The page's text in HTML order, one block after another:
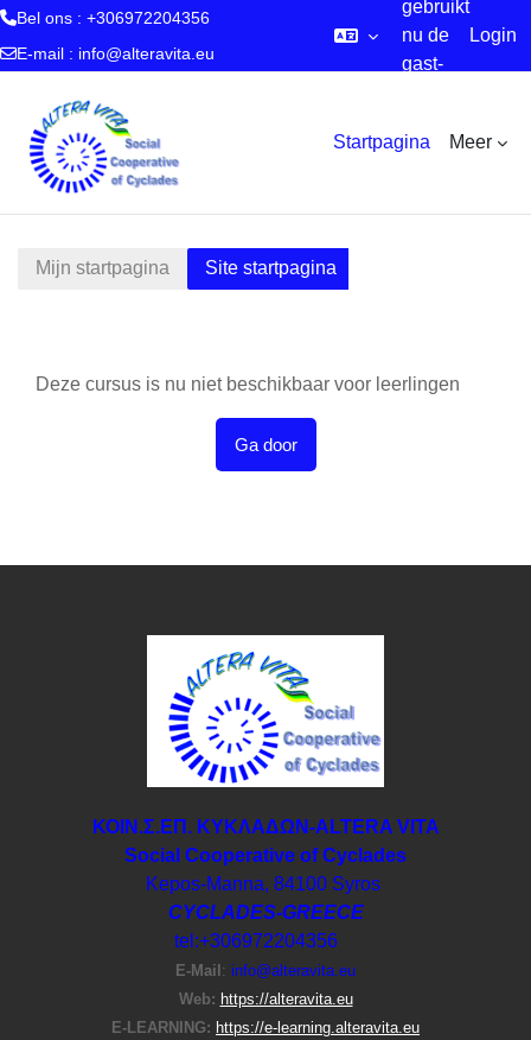
Bel ons : +306972204356
E-mail : info@alteravita.eu
gebruikt
nu de
gast-
Login
Startpagina Meer
Mijn startpagina Site startpagina
Deze cursus is nu niet beschikbaar voor leerlingen
Ga door
ΚΟΙΝ.Σ.ΕΠ. ΚΥΚΛΑΔΩΝ-ΑLTERA VITA
Social Cooperative of Cyclades
Kepos-Manna, 84100 Syros
CYCLADES-GREECE
tel:+306972204356
E-Μail: info@alteravita.eu
Web: https://alteravita.eu
E-LEARNING: https://e-learning.alteravita.eu